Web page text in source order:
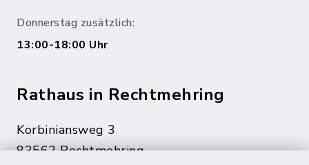
Donnerstag zusätzlich:
13:00-18:00 Uhr
Rathaus in Rechtmehring
Korbiniansweg 3
83562 Rechtmehring